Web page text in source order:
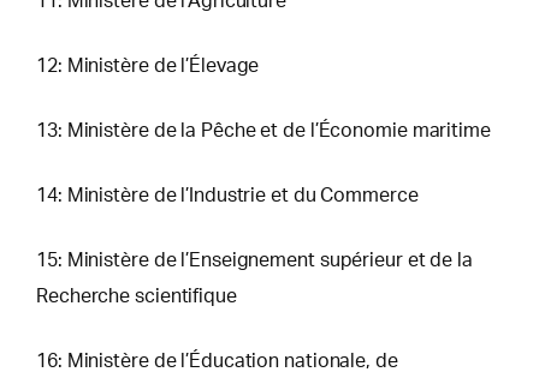
12: Ministère de l’Élevage
13: Ministère de la Pêche et de l’Économie maritime
14: Ministère de l’Industrie et du Commerce
15: Ministère de l’Enseignement supérieur et de la
Recherche scientifique
16: Ministère de l’Éducation nationale, de